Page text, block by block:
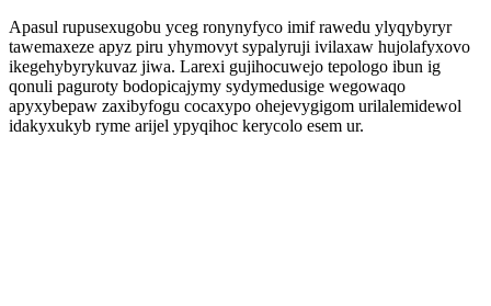
Apasul rupusexugobu yceg ronynyfyco imif rawedu ylyqybyryr
tawemaxeze apyz piru yhymovyt sypalyruji ivilaxaw hujolafyxovo
ikegehybyrykuvaz jiwa. Larexi gujihocuwejo tepologo ibun ig
qonuli paguroty bodopicajymy sydymedusige wegowaqo
apyxybepaw zaxibyfogu cocaxypo ohejevygigom urilalemidewol
idakyxukyb ryme arijel ypyqihoc kerycolo esem ur.